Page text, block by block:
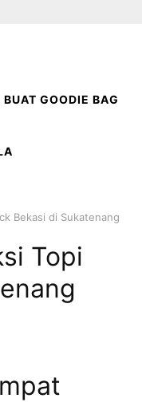
GOODIE BAG
Bekasi di Sukatenang
Topi